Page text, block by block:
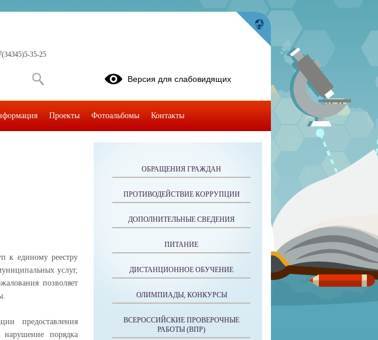
к единому реестру
услуг,
позволяет
предоставления
порядка
ОБРАЩЕНИЯ ГРАЖДАН
ПРОТИВОДЕЙСТВИЕ КОРРУПЦИИ
ДОПОЛНИТЕЛЬНЫЕ СВЕДЕНИЯ
ПИТАНИЕ
ДИСТАНЦИОННОЕ ОБУЧЕНИЕ
ОЛИМПИАДЫ, КОНКУРСЫ
ВСЕРОССИЙСКИЕ ПРОВЕРОЧНЫЕ
РАБОТЫ (ВПР)
35-25
Версия для слабовидящих
Проекты Фотоальбомы Контакты